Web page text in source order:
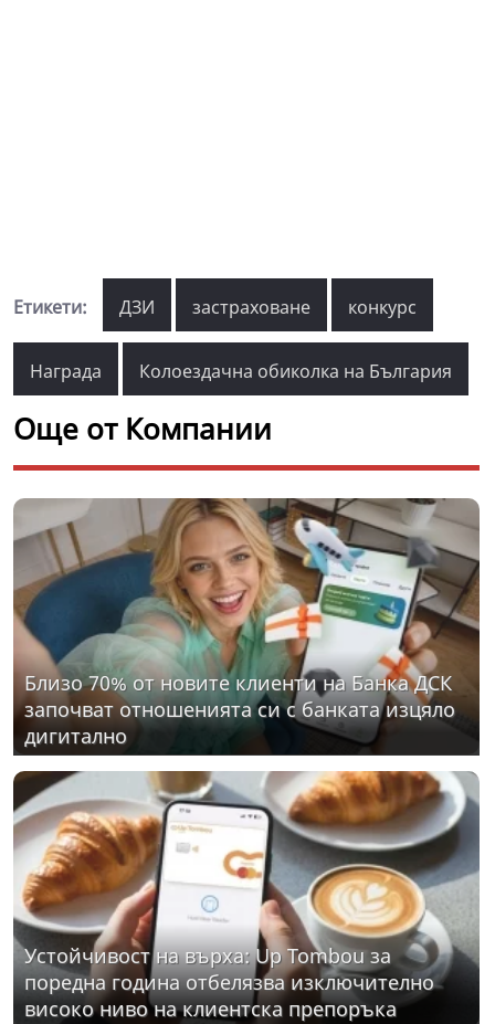
Етикети: ДЗИ застраховане конкурс
Награда Колоездачна обиколка на България
Още от Компании
Близо 70% от новите клиенти на Банка ДСК
започват отношенията си с банката изцяло
дигитално
Устойчивост на върха: Up Tombou за
поредна година отбелязва изключително
високо ниво на клиентска препоръка